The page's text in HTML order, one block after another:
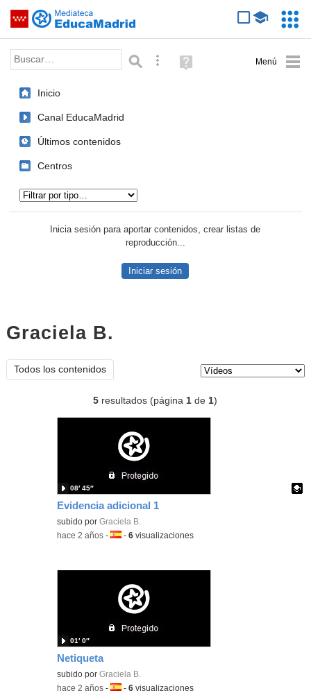
Saltar navegación
Palabra o frase: Búsqueda avanzada
Ayuda
(en
Inicio
Canal EducaMadrid
Últimos contenidos
Centros
Inicia sesión para aportar contenidos, crear listas de
reproducción...
Iniciar sesión
Graciela B.
Todos los contenidos
5 resultados (página1 de1)
Evidencia adicional 1
Contenido educativo.
subido porGraciela B.
08′ 45″
-hace 2 años -Idioma:
-6 visualizaciones
Netiqueta
subido porGraciela B.
01′ 0″
-hace 2 años -Idioma:
-6 visualizaciones